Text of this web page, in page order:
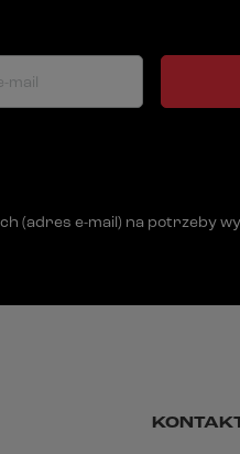
mail
(adres e-mail) na potrzeby